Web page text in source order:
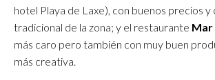
hotel Playa de Laxe), con buenos precios y
tradicional de la zona; y el restaurante Mar
más caro pero también con muy buen
más creativa.